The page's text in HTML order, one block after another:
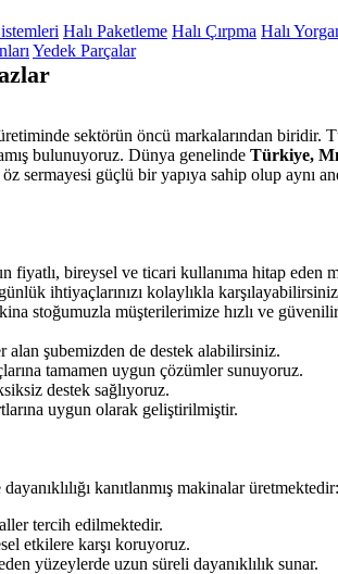
Halı Paketleme Halı Çırpma Halı
Yedek Parçalar
üretiminde sektörün öncü markalarından biridir.
bulunuyoruz. Dünya genelinde Türkiye,
sermayesi güçlü bir yapıya sahip olup aynı
fiyatlı, bireysel ve ticari kullanıma hitap eden
ihtiyaçlarınızı kolaylıkla
stoğumuzla müşterilerimize hızlı ve
alan şubemizden de destek alabilirsiniz.
tamamen uygun çözümler sunuyoruz.
destek sağlıyoruz.
uygun olarak geliştirilmiştir.
kanıtlanmış makinalar üretmektedir:
tercih edilmektedir.
etkilere karşı koruyoruz.
yüzeylerde uzun süreli dayanıklılık sunar.